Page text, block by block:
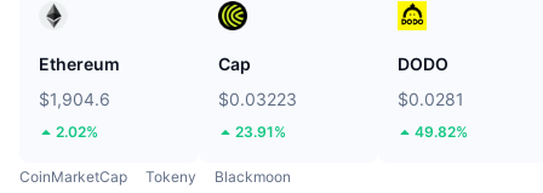
Ethereum
$1,904.6
2.02%
Cap
$0.03223
23.91%
DODO
$0.0281
49.82%
CoinMarketCap Tokeny Blackmoon